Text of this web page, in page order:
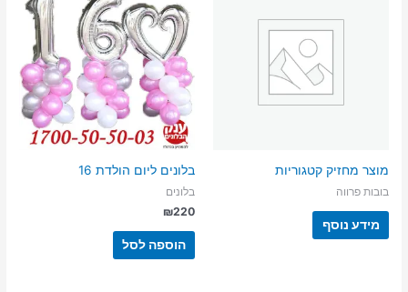
מוצר מחזיק קטגוריות
בובות פרווה
מידע נוסף
בלונים ליום הולדת 16
בלונים
₪220
הוספה לסל